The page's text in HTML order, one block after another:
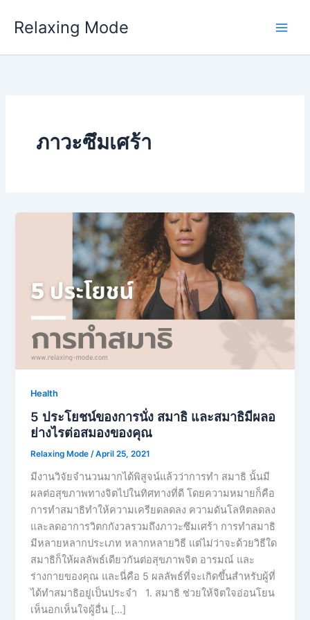
Relaxing Mode
ภาวะซึมเศร้า
Health
5 ประโยชน์ของการนั่ง สมาธิ และสมาธิมีผลอ
ย่างไรต่อสมองของคุณ
Relaxing Mode/April 25, 2021
มีงานวิจัยจำนวนมากได้พิสูจน์แล้วว่าการทำ สมาธิ นั้นมี
ผลต่อสุขภาพทางจิตไปในทิศทางที่ดี โดยความหมายก็คือ
การทำสมาธิทำให้ความเครียดลดลง ความดันโลหิตลดลง
และลดอาการวิตกกังวลรวมถึงภาวะซึมเศร้า การทำสมาธิ
มีหลายหลากประเภท หลากหลายวิธี แต่ไม่ว่าจะด้วยวิธีใด
สมาธิก็ให้ผลลัพธ์เดียวกันต่อสุขภาพจิต อารมณ์ และ
ร่างกายของคุณ และนี่คือ 5 ผลลัพธ์ที่จะเกิดขึ้นสำหรับผู้ที่
ได้ทำสมาธิอยู่เป็นประจำ 1. สมาธิ ช่วยให้จิตใจอ่อนโยน
เห็นอกเห็นใจผู้อื่น […]